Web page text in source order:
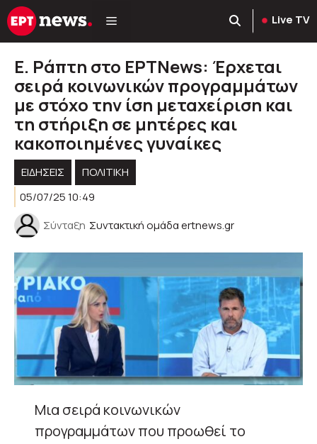
Μετάβαση
σε
Live TV
E. Ράπτη στο ΕΡΤNews: Έρχεται
σειρά κοινωνικών προγραμμάτων
με στόχο την ίση μεταχείριση και
τη στήριξη σε μητέρες και
κακοποιημένες γυναίκες
ΕΙΔΗΣΕΙΣ
ΠΟΛΙΤΙΚΉ
05/07/25 10:49
Σύνταξη Συντακτική ομάδα ertnews.gr
Μια σειρά κοινωνικών
προγραμμάτων που προωθεί το